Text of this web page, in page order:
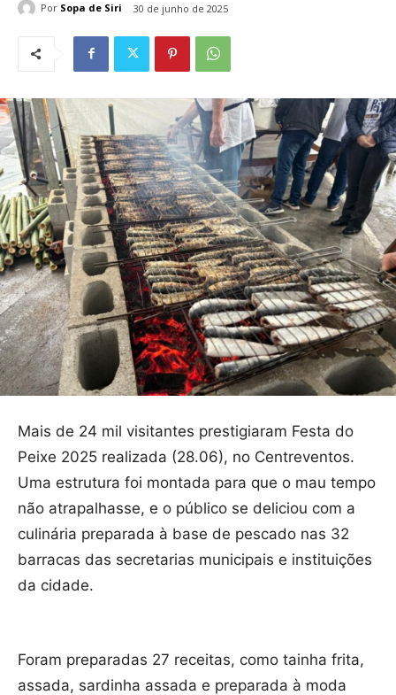
Por Sopa de Siri 30 de junho de 2025
Mais de 24 mil visitantes prestigiaram Festa do
Peixe 2025 realizada (28.06), no Centreventos.
Uma estrutura foi montada para que o mau tempo
não atrapalhasse, e o público se deliciou com a
culinária preparada à base de pescado nas 32
barracas das secretarias municipais e instituições
da cidade.
Foram preparadas 27 receitas, como tainha frita,
assada, sardinha assada e preparada à moda